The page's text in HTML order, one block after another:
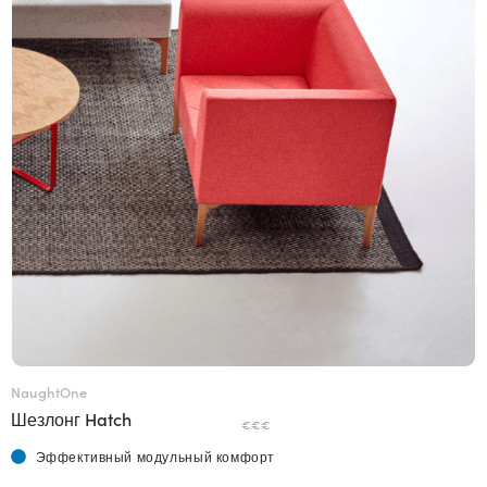
NaughtOne
Шезлонг Hatch €€€
Эффективный модульный комфорт